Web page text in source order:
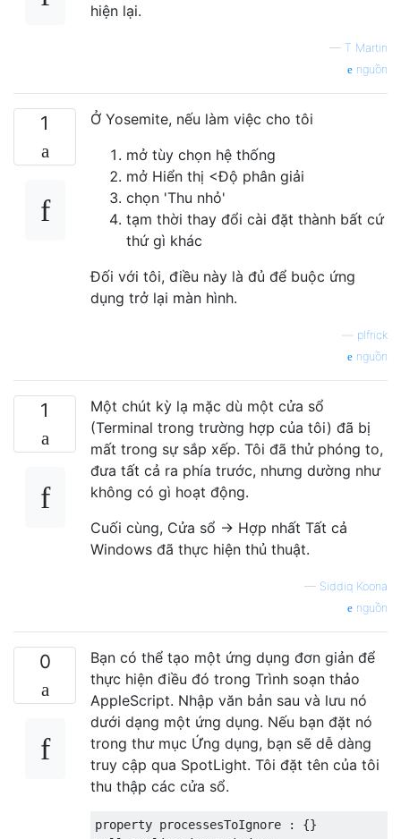
hiện lại.
— T Martin
nguồn
1
Ở Yosemite, nếu làm việc cho tôi
mở tùy chọn hệ thống
mở Hiển thị <Độ phân giải
chọn 'Thu nhỏ'
tạm thời thay đổi cài đặt thành bất cứ
thứ gì khác
Đối với tôi, điều này là đủ để buộc ứng
dụng trở lại màn hình.
plfrick
nguồn
1
Một chút kỳ lạ mặc dù một cửa sổ
(Terminal trong trường hợp của tôi) đã bị
mất trong sự sắp xếp. Tôi đã thử phóng to,
đưa tất cả ra phía trước, nhưng dường như
không có gì hoạt động.
Cuối cùng, Cửa sổ → Hợp nhất Tất cả
Windows đã thực hiện thủ thuật.
— Siddiq Koona
nguồn
0
Bạn có thể tạo một ứng dụng đơn giản để
thực hiện điều đó trong Trình soạn thảo
AppleScript. Nhập văn bản sau và lưu nó
dưới dạng một ứng dụng. Nếu bạn đặt nó
trong thư mục Ứng dụng, bạn sẽ dễ dàng
truy cập qua SpotLight. Tôi đặt tên của tôi
thu thập các cửa sổ.
property processesToIgnore : {}